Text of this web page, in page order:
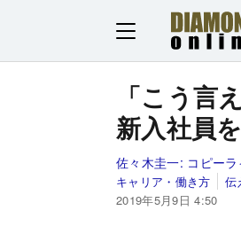
「こう言
新入社員
佐々木圭一: コピー
キャリア・働き方
伝
2019年5月9日 4:50